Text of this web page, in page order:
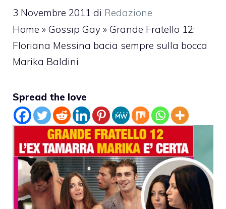
3 Novembre 2011 di Redazione
Home » Gossip Gay » Grande Fratello 12:
Floriana Messina bacia sempre sulla bocca
Marika Baldini
Spread the love